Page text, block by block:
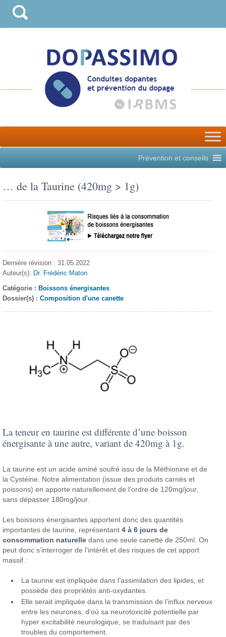
Prévention et conseils
… de la Taurine (420mg > 1g)
Dernière révision : 31.05.2022
Auteur(s): Dr. Frédéric Maton
Catégorie : Boissons énergisantes
Dossier(s) :Composition d'une canette
La teneur en taurine est différente d’une boisson
énergisante à une autre, variant de 420mg à 1g.
La taurine est un acide aminé soufré issu de la Méthionine et de
la Cystéine. Notre alimentation (issue des produits carnés et
poissons) en apporte naturellement de l’ordre de 120mg/jour,
sans dépasser 180mg/jour.
Les boissons énergisantes apportent donc des quantités
importantes de taurine, représentant4 à 6 jours de
consommation naturelle dans une seule canette de 250ml. On
peut donc s’interroger de l’intérêt et des risques de cet apport
massif :
La taurine est impliquée dans l’assimilation des lipides, et
possède des propriétés anti-oxydantes.
Elle serait impliquée dans la transmission de l’influx nerveux
entre les neurones, d’où sa neurotoxicité potentielle par
hyper excitabilité neurologique, se traduisant par des
troubles du comportement.